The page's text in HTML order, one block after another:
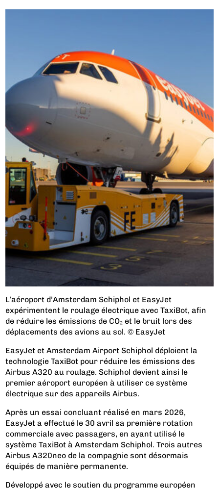
L’aéroport d’Amsterdam Schiphol et EasyJet
expérimentent le roulage électrique avec TaxiBot, afin
de réduire les émissions de CO₂ et le bruit lors des
déplacements des avions au sol. © EasyJet
EasyJet et Amsterdam Airport Schiphol déploient la
technologie TaxiBot pour réduire les émissions des
Airbus A320 au roulage. Schiphol devient ainsi le
premier aéroport européen à utiliser ce système
électrique sur des appareils Airbus.
Après un essai concluant réalisé en mars 2026,
EasyJet a effectué le 30 avril sa première rotation
commerciale avec passagers, en ayant utilisé le
système TaxiBot à Amsterdam Schiphol. Trois autres
Airbus A320neo de la compagnie sont désormais
équipés de manière permanente.
Développé avec le soutien du programme européen